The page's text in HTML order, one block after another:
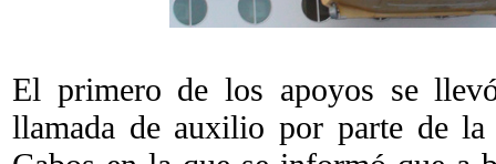
El primero de los apoyos se
llamada de auxilio por parte de